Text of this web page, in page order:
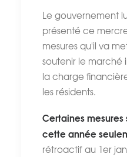
Le gouvernement
présenté ce
mesures qu'il va
soutenir le marché
la charge
les résidents.
Certaines
cette année
rétroactif au 1er